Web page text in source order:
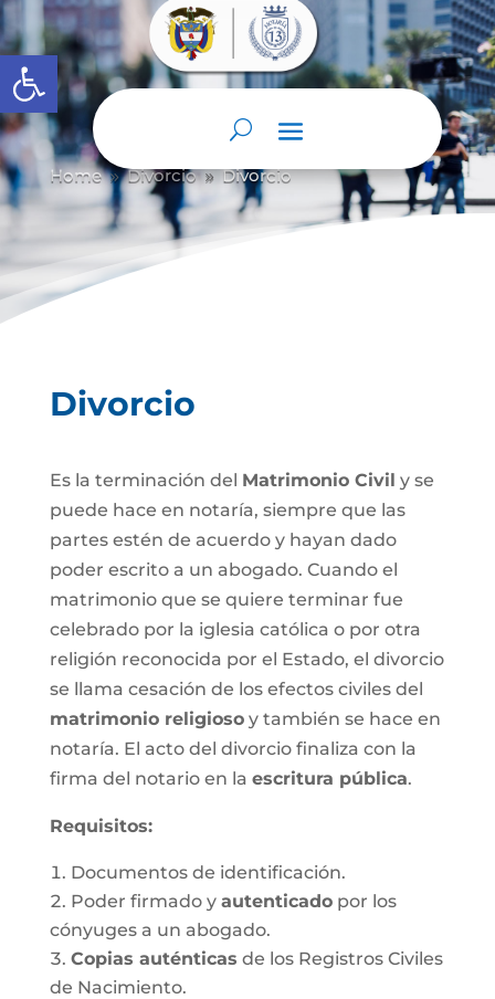
Abrir barra de herramientas
Home 9 Divorcio 9 Divorcio
Divorcio
Es la terminación del Matrimonio Civil y se
puede hace en notaría, siempre que las
partes estén de acuerdo y hayan dado
poder escrito a un abogado. Cuando el
matrimonio que se quiere terminar fue
celebrado por la iglesia católica o por otra
religión reconocida por el Estado, el divorcio
se llama cesación de los efectos civiles del
matrimonio religiosoy también se hace en
notaría. El acto del divorcio finaliza con la
firma del notario en la escritura pública.
Requisitos:
Documentos de identificación.
Poder firmado y autenticadopor los
cónyuges a un abogado.
Copias auténticas de los Registros Civiles
de Nacimiento.